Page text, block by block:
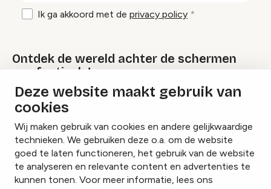
Deze website maakt gebruik van
cookies
Wij maken gebruik van cookies en andere gelijkwaardige
technieken. We gebruiken deze o.a. om de website
goed te laten functioneren, het gebruik van de website
te analyseren en relevante content en advertenties te
kunnen tonen. Voor meer informatie, lees ons
Ik ga akkoord met de privacy policy
Ontdek de wereld achter de schermen
van festivals!
Lees onze Festival Specials
InstagramFacebookLinkedIn